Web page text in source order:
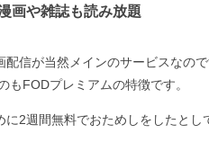
画や雑誌も読み放題
信が当然メインのサービスなの
FODプレミアムの特徴です。
2週間無料でおためしをしたとし